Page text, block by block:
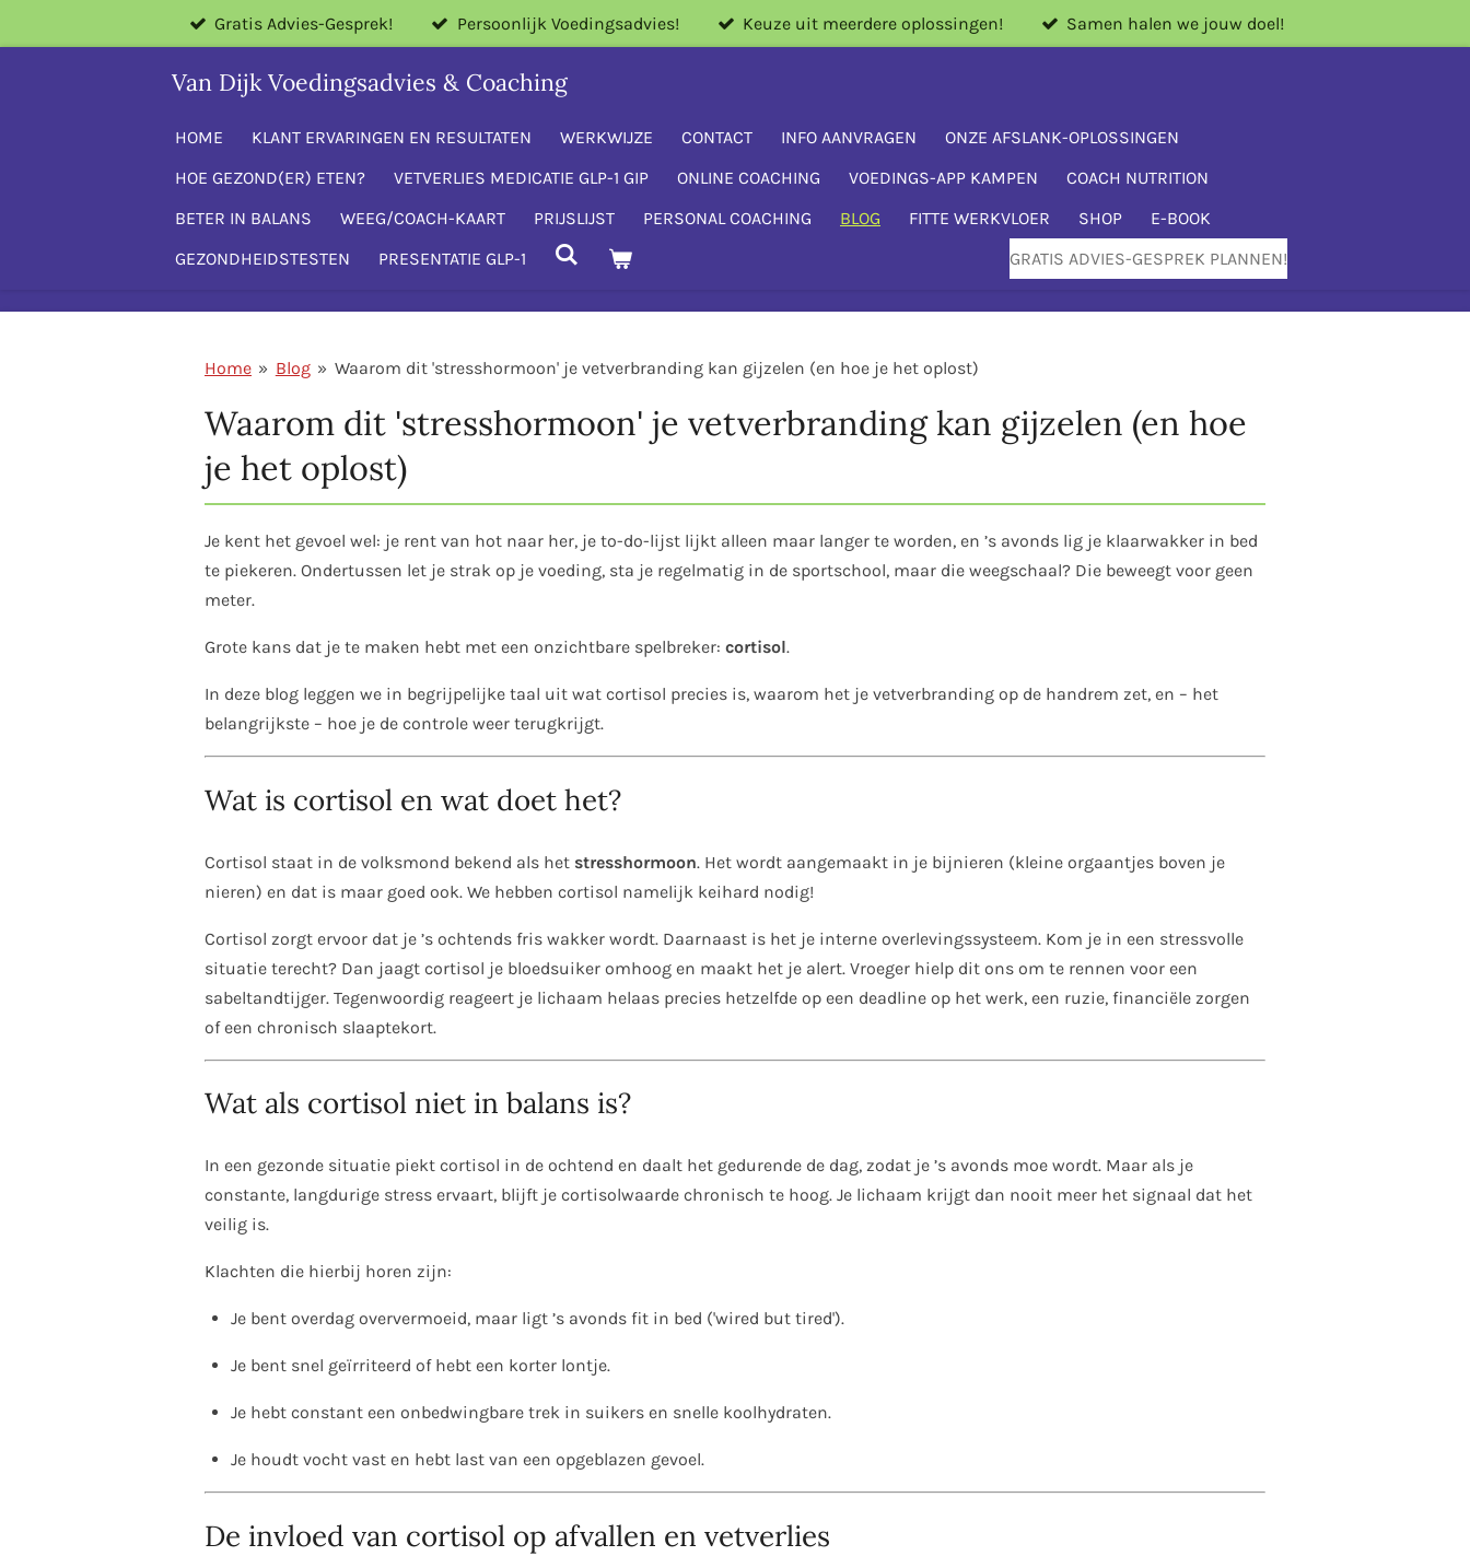
Gratis Advies-Gesprek! Persoonlijk Voedingsadvies! Keuze uit meerdere oplossingen! Samen halen we jouw doel!
Van Dijk Voedingsadvies & Coaching
HOME KLANT ERVARINGEN EN RESULTATEN WERKWIJZE CONTACT INFO AANVRAGEN
ONZE AFSLANK-OPLOSSINGEN
HOE GEZOND(ER) ETEN?
VETVERLIES MEDICATIE GLP-1 GIP ONLINE COACHING VOEDINGS-APP KAMPEN
COACH NUTRITION
BETER IN BALANS
WEEG/COACH-KAART PRIJSLIJST PERSONAL COACHING BLOG FITTE WERKVLOER SHOP
E-BOOK
GEZONDHEIDSTESTEN
PRESENTATIE GLP-1 GRATIS ADVIES-GESPREK PLANNEN!
Home » Blog » Waarom dit 'stresshormoon' je vetverbranding kan gijzelen (en hoe je het oplost)
Waarom dit 'stresshormoon' je vetverbranding kan gijzelen (en hoe
je het oplost)
Je kent het gevoel wel: je rent van hot naar her, je to-do-lijst lijkt alleen maar langer te worden, en ’s avonds lig je klaarwakker in bed
te piekeren. Ondertussen let je strak op je voeding, sta je regelmatig in de sportschool, maar die weegschaal? Die beweegt voor geen
meter.
Grote kans dat je te maken hebt met een onzichtbare spelbreker: cortisol.
In deze blog leggen we in begrijpelijke taal uit wat cortisol precies is, waarom het je vetverbranding op de handrem zet, en – het
belangrijkste – hoe je de controle weer terugkrijgt.
Wat is cortisol en wat doet het?
Cortisol staat in de volksmond bekend als het stresshormoon. Het wordt aangemaakt in je bijnieren (kleine orgaantjes boven je
nieren) en dat is maar goed ook. We hebben cortisol namelijk keihard nodig!
Cortisol zorgt ervoor dat je ’s ochtends fris wakker wordt. Daarnaast is het je interne overlevingssysteem. Kom je in een stressvolle
situatie terecht? Dan jaagt cortisol je bloedsuiker omhoog en maakt het je alert. Vroeger hielp dit ons om te rennen voor een
sabeltandtijger. Tegenwoordig reageert je lichaam helaas precies hetzelfde op een deadline op het werk, een ruzie, financiële zorgen
of een chronisch slaaptekort.
Wat als cortisol niet in balans is?
In een gezonde situatie piekt cortisol in de ochtend en daalt het gedurende de dag, zodat je ’s avonds moe wordt. Maar als je
constante, langdurige stress ervaart, blijft je cortisolwaarde chronisch te hoog. Je lichaam krijgt dan nooit meer het signaal dat het
veilig is.
Klachten die hierbij horen zijn:
Je bent overdag oververmoeid, maar ligt ’s avonds fit in bed ('wired but tired').
Je bent snel geïrriteerd of hebt een korter lontje.
Je hebt constant een onbedwingbare trek in suikers en snelle koolhydraten.
Je houdt vocht vast en hebt last van een opgeblazen gevoel.
De invloed van cortisol op afvallen en vetverlies